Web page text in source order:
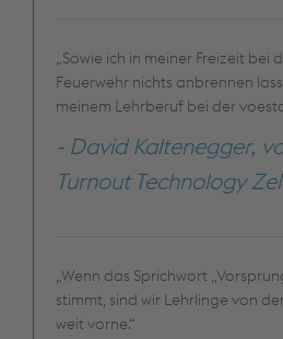
„Sowie ich in meiner Freizeit bei
Feuerwehr nichts anbrennen
meinem Lehrberuf bei der
- David Kaltenegger,
Turnout Technology
„Wenn das Sprichwort
stimmt, sind wir Lehrlinge von
weit vorne.“